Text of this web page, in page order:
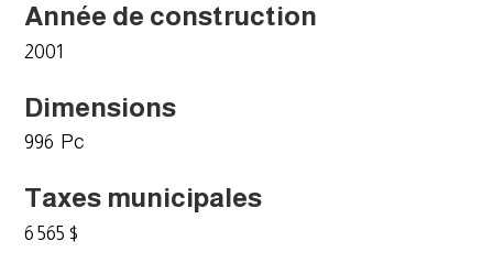
Année de construction
2001
Dimensions
996 Pc
Taxes municipales
6 565 $